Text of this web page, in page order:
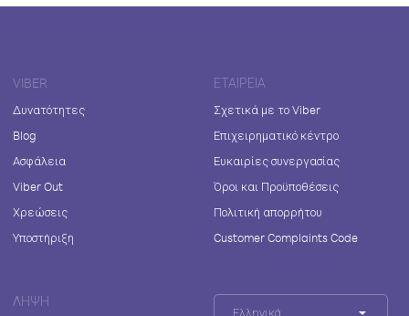
VIBER
Δυνατότητες
Blog
Ασφάλεια
Viber Out
Χρεώσεις
Υποστήριξη
ΕΤΑΙΡΕΊΑ
Σχετικά με το Viber
Επιχειρηματικό κέντρο
Ευκαιρίες συνεργασίας
Όροι και Προϋποθέσεις
Πολιτική απορρήτου
Customer Complaints Code
ΛΉΨΗ
Ελληνικά